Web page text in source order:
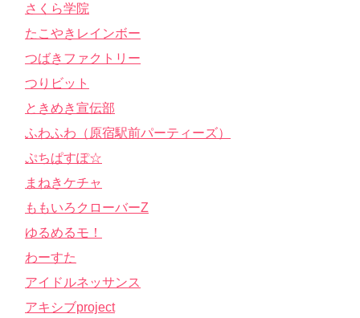
さくら学院
たこやきレインボー
つばきファクトリー
つりビット
ときめき宣伝部
ふわふわ（原宿駅前パーティーズ）
ぷちぱすぽ☆
まねきケチャ
ももいろクローバーZ
ゆるめるモ！
わーすた
アイドルネッサンス
アキシブproject